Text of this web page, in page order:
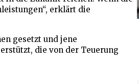
erklärt die
gesetzt und jene
die von der Teuerung